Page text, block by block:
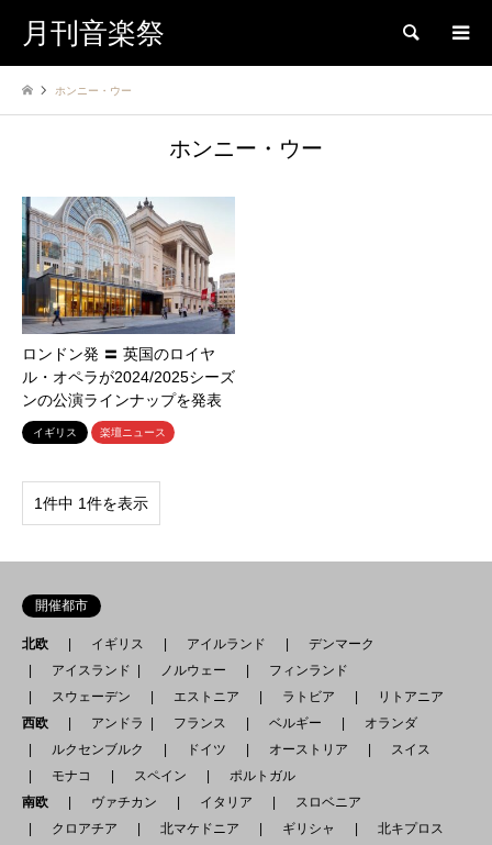
月刊音楽祭 検索
ホンニー・ウー
ホンニー・ウー
ロンドン発 〓 英国のロイヤ
ル・オペラが2024/2025シーズ
ンの公演ラインナップを発表
イギリス 楽壇ニュース
1件中 1件を表示
開催都市
北欧 イギリス アイルランド
デンマーク
アイスランド
ノルウェー
フィンランド
スウェーデン
エストニア ラトビア
リトアニア
西欧
アンドラ フランス ベルギー
オランダ
ルクセンブルク
ドイツ オーストリア
スイス
モナコ
スペイン
ポルトガル
南欧
ヴァチカン イタリア
スロベニア
クロアチア
北マケドニア ギリシャ
北キプロス